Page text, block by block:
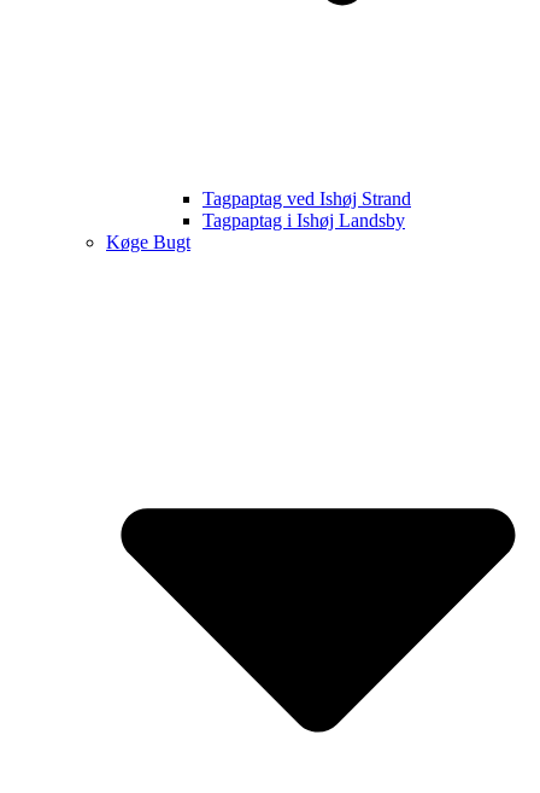
Tagpaptag ved Ishøj Strand
Tagpaptag i Ishøj Landsby
Køge Bugt